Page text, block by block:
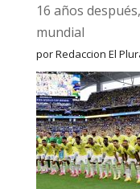
16 años
mundial
por Redaccion El